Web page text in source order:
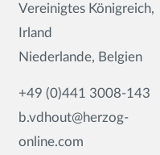
Vereinigtes Königreich,
Irland
Niederlande, Belgien
+49 (0)441 3008-143
b.vdhout@herzog-
online.com